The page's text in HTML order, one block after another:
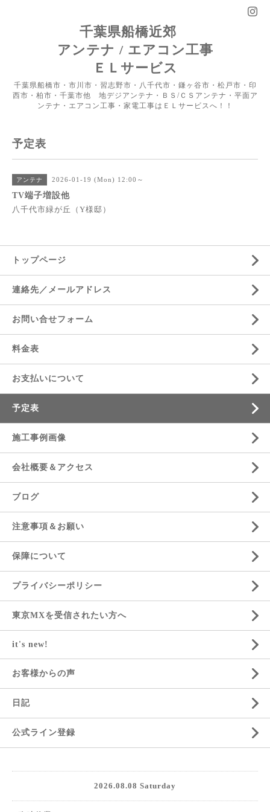
千葉県船橋近郊
アンテナ / エアコン工事
ＥＬサービス
千葉県船橋市・市川市・習志野市・八千代市・鎌ヶ谷市・松戸市・印
西市・柏市・千葉市他 地デジアンテナ・ＢＳ/ＣＳアンテナ・平面ア
ンテナ・エアコン工事・家電工事はＥＬサービスへ！！
予定表
アンテナ 2026-01-19 (Mon) 12:00～
TV端子増設他
八千代市緑が丘（Y様邸）
トップページ
連絡先／メールアドレス
お問い合せフォーム
料金表
お支払いについて
予定表
施工事例画像
会社概要＆アクセス
ブログ
注意事項＆お願い
保障について
プライバシーポリシー
東京MXを受信されたい方へ
it's new!
お客様からの声
日記
公式ライン登録
2026.08.08 Saturday